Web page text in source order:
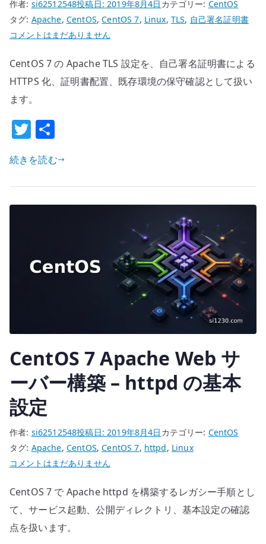
作者: si62512548投稿日: 2019年8月4日 カテゴリー: CentOS
タグ: Apache, CentOS,CentOS 7, Linux, TLS, 自己署名証明書
CentOS
Apache
TLS
設
自
己
名
証
HTTPS
コメントはまだありません
CentOS 7 の Apache TLS 設定を、自己署名証明書による
HTTPS 化、証明書配置、既存環境の保守確認として扱い
ます。
T
w
it
te
r
続きを読む
CentOS 7 Apache Web サ
ーバー構築 – httpd の基本
設定
作者: si62512548投稿日:2019年8月4日 カテゴリー: CentOS
タグ: Apache, CentOS,CentOS 7, httpd, Linux
CentOS
Apache
Web
サ
コメントはまだありません
CentOS 7 で Apache httpd を構築するレガシー手順とし
て、サービス起動、公開ディレクトリ、基本設定の確認
点を扱います。